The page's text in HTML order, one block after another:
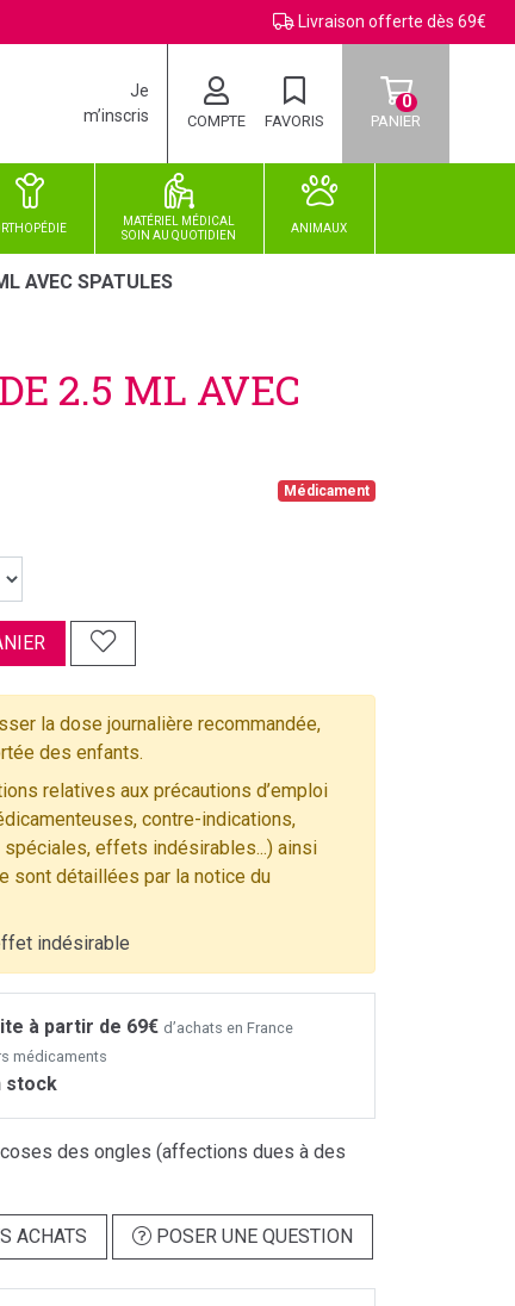
Livraison offerte dès 69€
Je
m’inscris
COMPTE FAVORIS PANIER
0
MATÉRIEL MÉDICAL
SOINAUQUOTIDIEN
ANIMAUX
AVEC SPATULES
2.5 ML AVEC
Médicament
la dose journalière recommandée,
des enfants.
relatives aux précautions d’emploi
contre-indications,
effets indésirables...) ainsi
sont détaillées par la notice du
indésirable
à partir de 69€ d’achats en France
médicaments
stock
des ongles (affections dues à des
ACHATS POSER UNE QUESTION